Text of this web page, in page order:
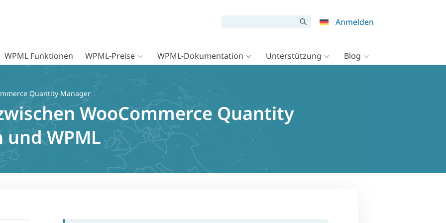
Anmelden
WPML Funktionen WPML-Preise WPML-Dokumentation Unterstützung Blog
Quantity Manager
WooCommerce Quantity
WPML